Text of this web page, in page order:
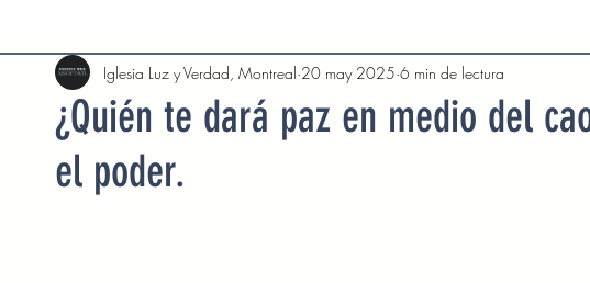
Agosto 2022 Septiembre 2022 Octubre 2022 Noviembre 2022
Febrero 2023 Marzo 2023
¿Quién te dará paz en medio del
el poder.
Iglesia Luz y Verdad, Montreal 20 may 2025 6 min de lectura